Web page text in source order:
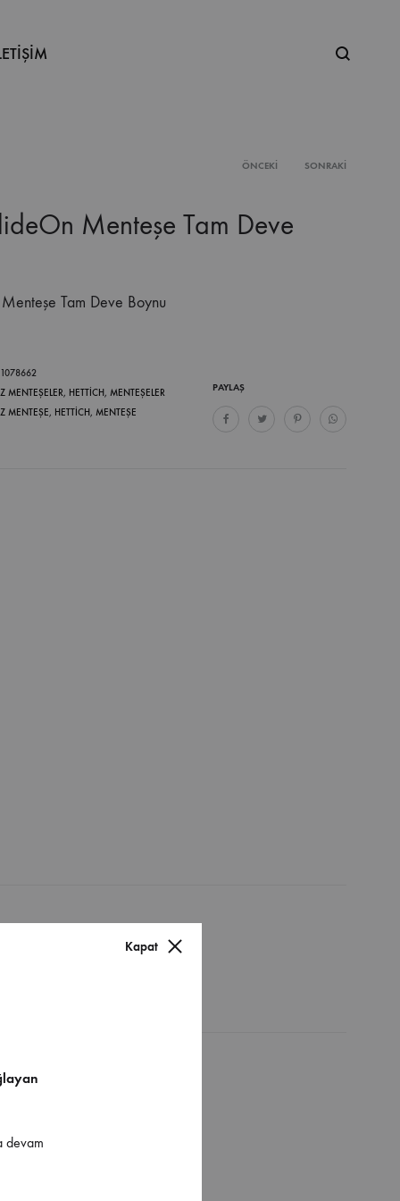
Ne
navigation
ÖNCEKI SONRAKI
Menteşe Tam Deve
Tam Deve Boynu
PAYLAŞ
MENTEŞELER, HETTICH, MENTEŞELER
MENTEŞE, HETTICH, MENTEŞE
Kapat
devam